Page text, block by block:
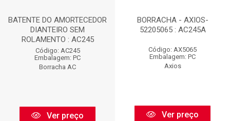
BATENTE DO AMORTECEDOR
DIANTEIRO SEM
ROLAMENTO : AC245
Código: AC245
Embalagem: PC
Borracha AC
Ver preço
BORRACHA - AXIOS-
52205065 : AC245A
Código: AX5065
Embalagem: PC
Axios
Ver preço